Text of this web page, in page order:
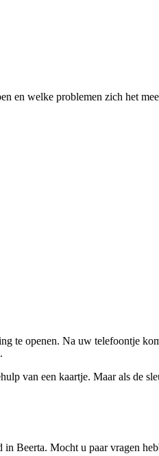
en welke problemen zich het
te openen. Na uw telefoontje
van een kaartje. Maar als
Beerta. Mocht u paar vragen